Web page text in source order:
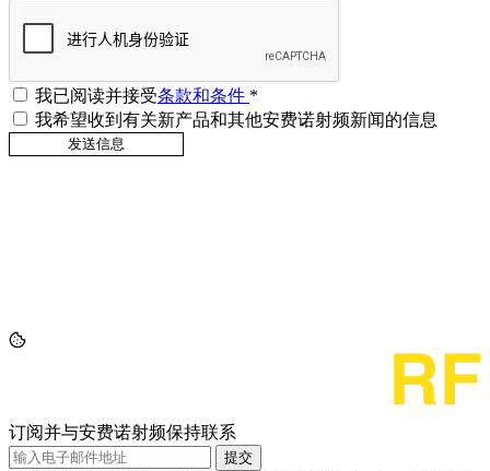
我已阅读并接受条款和条件 *
我希望收到有关新产品和其他安费诺射频新闻的信息
订阅并与安费诺射频保持联系
提交